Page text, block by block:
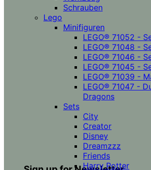
Schrauben
Lego
Minifiguren
LEGO® 71052 -
LEGO® 71048 -
LEGO® 71046 -
LEGO® 71045 -
LEGO® 71039 -
LEGO® 71047 -
Dragons
Sets
City
Creator
Disney
Dreamzzz
Friends
Harry Potter